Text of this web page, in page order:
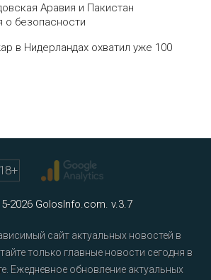
Аравия и Пакистан
о безопасности
в Нидерландах охватил уже 100
18+
2026 GolosInfo.com. v.3.7
сайт актуальных новостей в
только главные новости сегодня в
Ежедневное обновление актуальных